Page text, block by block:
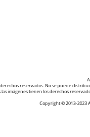
reservados. No se puede
las imágenes tienen los derechos
Copyright © 2013-2023